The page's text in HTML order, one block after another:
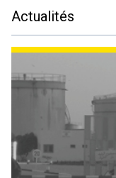
Actualités